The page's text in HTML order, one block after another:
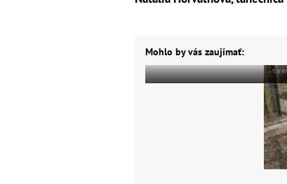
Mohlo by vás zaujímať: